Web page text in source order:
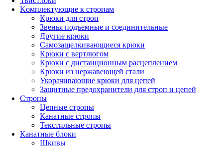
Kомплектующие к стропам
Крюки для строп
Звенья подъемные и соединительные
Другие крюки
Самозащелкивающиеся крюки
Крюки с вертлюгом
Крюки с дистанционным расцеплением
Крюки из нержавеющей стали
Укорачивающие крюки для цепей
Защитные предохранители для строп и цепей
Стропы
Цепные стропы
Канатные стропы
Текстильные стропы
Канатные блоки
Шкивы